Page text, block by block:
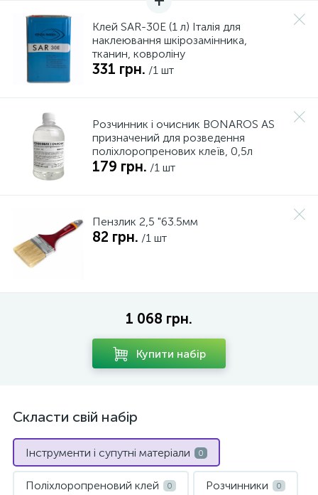
Клей SAR-30E (1 л) Італія для
наклеювання шкірозамінника,
тканин, ковроліну
331 грн. /1 шт
Розчинник і очисник BONAROS AS
призначений для розведення
поліхлоропренових клеїв, 0,5л
179 грн. /1 шт
Пензлик 2,5 "63.5мм
82 грн. /1 шт
1 068 грн.
Купити набір
Скласти свій набір
Інструменти і супутні матеріали 0
Поліхлоропреновий клей 0 Розчинники 0